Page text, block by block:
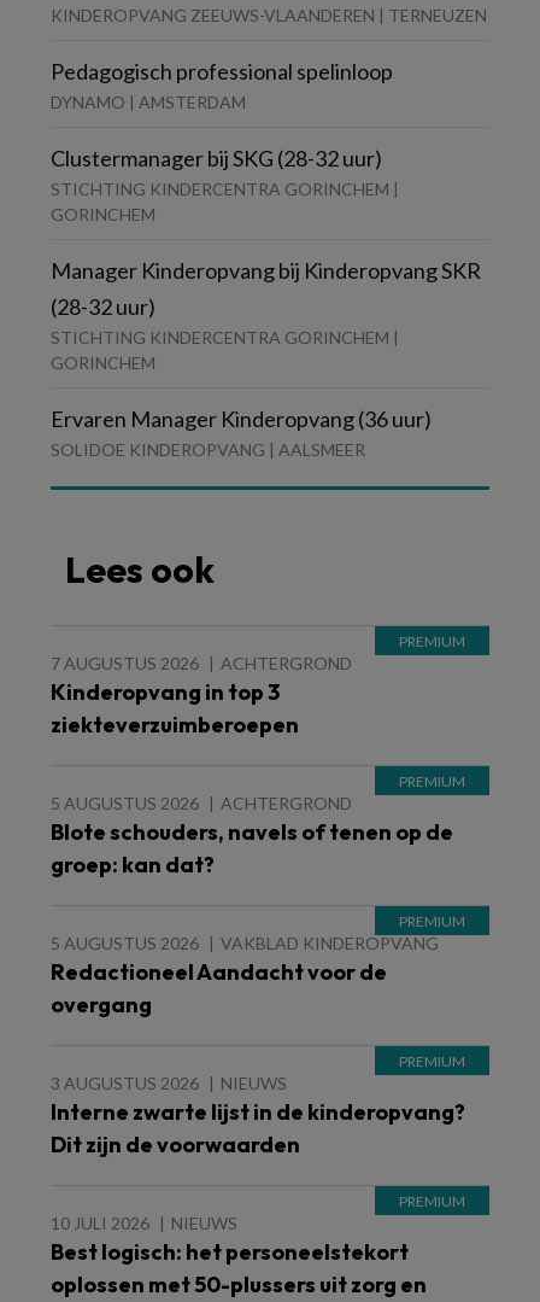
KINDEROPVANG ZEEUWS-VLAANDEREN | TERNEUZEN
Pedagogisch professional spelinloop
DYNAMO | AMSTERDAM
Clustermanager bij SKG (28-32 uur)
STICHTING KINDERCENTRA GORINCHEM |
GORINCHEM
Manager Kinderopvang bij Kinderopvang SKR
(28-32 uur)
STICHTING KINDERCENTRA GORINCHEM |
GORINCHEM
Ervaren Manager Kinderopvang (36 uur)
SOLIDOE KINDEROPVANG | AALSMEER
Lees ook
7 AUGUSTUS 2026 ACHTERGROND
Kinderopvang in top 3
ziekteverzuimberoepen
5 AUGUSTUS 2026 ACHTERGROND
Blote schouders, navels of tenen op de
groep: kan dat?
5 AUGUSTUS 2026 VAKBLAD KINDEROPVANG
Redactioneel Aandacht voor de
overgang
3 AUGUSTUS 2026 NIEUWS
Interne zwarte lijst in de kinderopvang?
Dit zijn de voorwaarden
10 JULI 2026 NIEUWS
Best logisch: het personeelstekort
oplossen met 50-plussers uit zorg en